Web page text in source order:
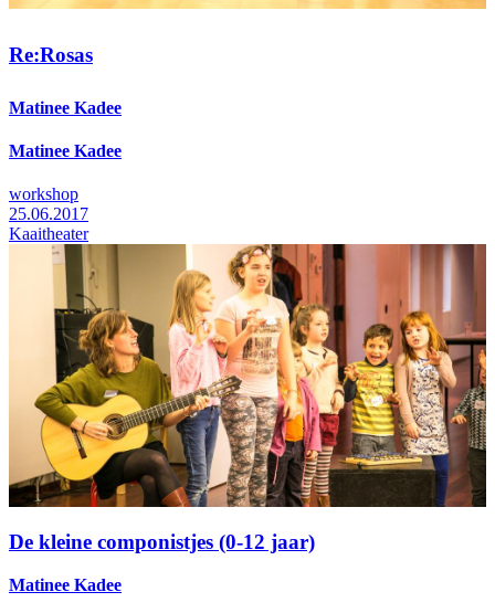
Re:Rosas
Matinee Kadee
Matinee Kadee
workshop
25.06.2017
Kaaitheater
De kleine componistjes (0-12 jaar)
Matinee Kadee